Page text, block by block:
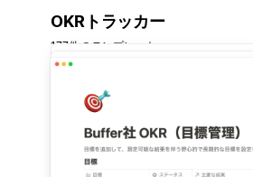
OKRトラッカー
177件のテンプレート